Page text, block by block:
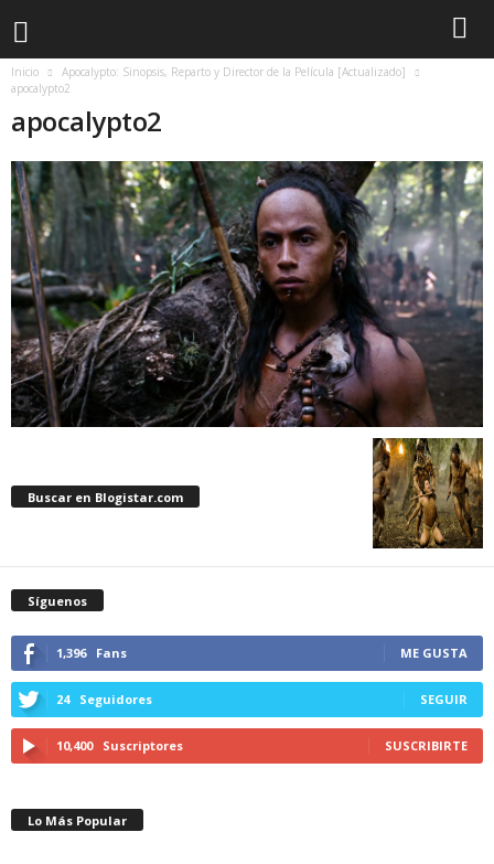
Inicio
Apocalypto: Sinopsis, Reparto y Director de la Película [Actualizado]
apocalypto2
apocalypto2
Buscar en Blogistar.com
Síguenos
1,396 Fans ME GUSTA
24 Seguidores SEGUIR
10,400 Suscriptores SUSCRIBIRTE
Lo Más Popular